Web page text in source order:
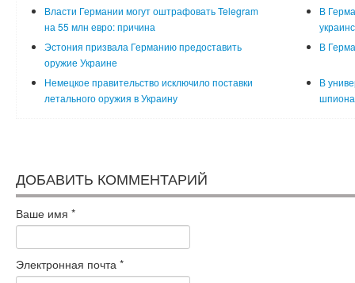
Власти Германии могут оштрафовать Telegram
на 55 млн евро: причина
В
Эстония призвала Германию предоставить
оружие Украине
В
Немецкое правительство исключило поставки
летального оружия в Украину
В
шпиона
ДОБАВИТЬ КОММЕНТАРИЙ
Ваше имя *
Электронная почта *